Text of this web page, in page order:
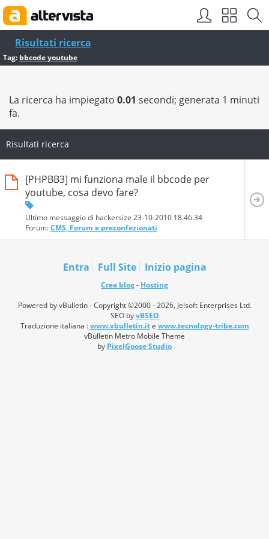
Risultati ricerca
Tag: bbcode youtube
La ricerca ha impiegato 0.01 secondi; generata 1 minuti
fa.
Risultati ricerca
[PHPBB3] mi funziona male il bbcode per
youtube, cosa devo fare?
Ultimo messaggio di hackersize 23-10-2010 18.46.34
Forum:CMS, Forum e preconfezionati
Entra Full Site Inizio pagina
Crea blog- Hosting
Powered by vBulletin - Copyright ©2000 - 2026, Jelsoft Enterprises Ltd.
SEO byvBSEO
Traduzione italiana :www.vbulletin.ite www.tecnology-tribe.com
vBulletin Metro Mobile Theme
by PixelGoose Studio